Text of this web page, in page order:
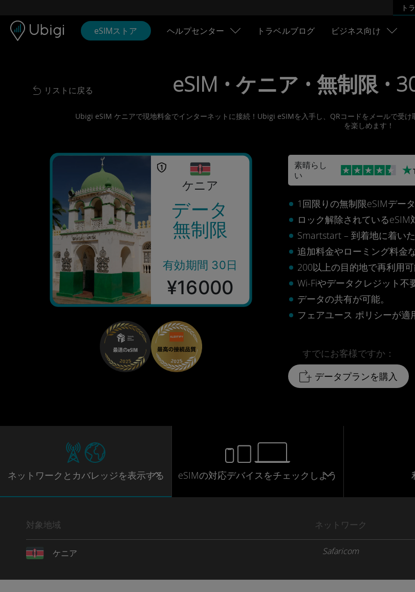
ト
eSIMストア ヘルプセンター トラベルブログ ビジネス向け
Back to list
リストに戻る eSIM • ケニア • 無制限 •
Ubigi eSIM ケニアで現地料金でインターネットに接続！Ubigi eSIMを入手し、QRコードをメールで受
を楽しめます！
ケニア
データ
無制限
有効期間 30日
¥16000
素晴らし
い
1回限りの無制限eSIMデータ
ロック解除されているeSIM
Smartstart – 到着地に着い
追加料金やローミング料金
200以上の目的地で再利用可
Wi-Fiやデータクレジット不
データの共有が可能。
フェアユース ポリシーが適
すでにお客様ですか：
データプランを購入
ネットワークとカバレッジを表示する eSIMの対応デバイスをチェックしよう
対象地域 ネットワーク
ケニア Safaricom